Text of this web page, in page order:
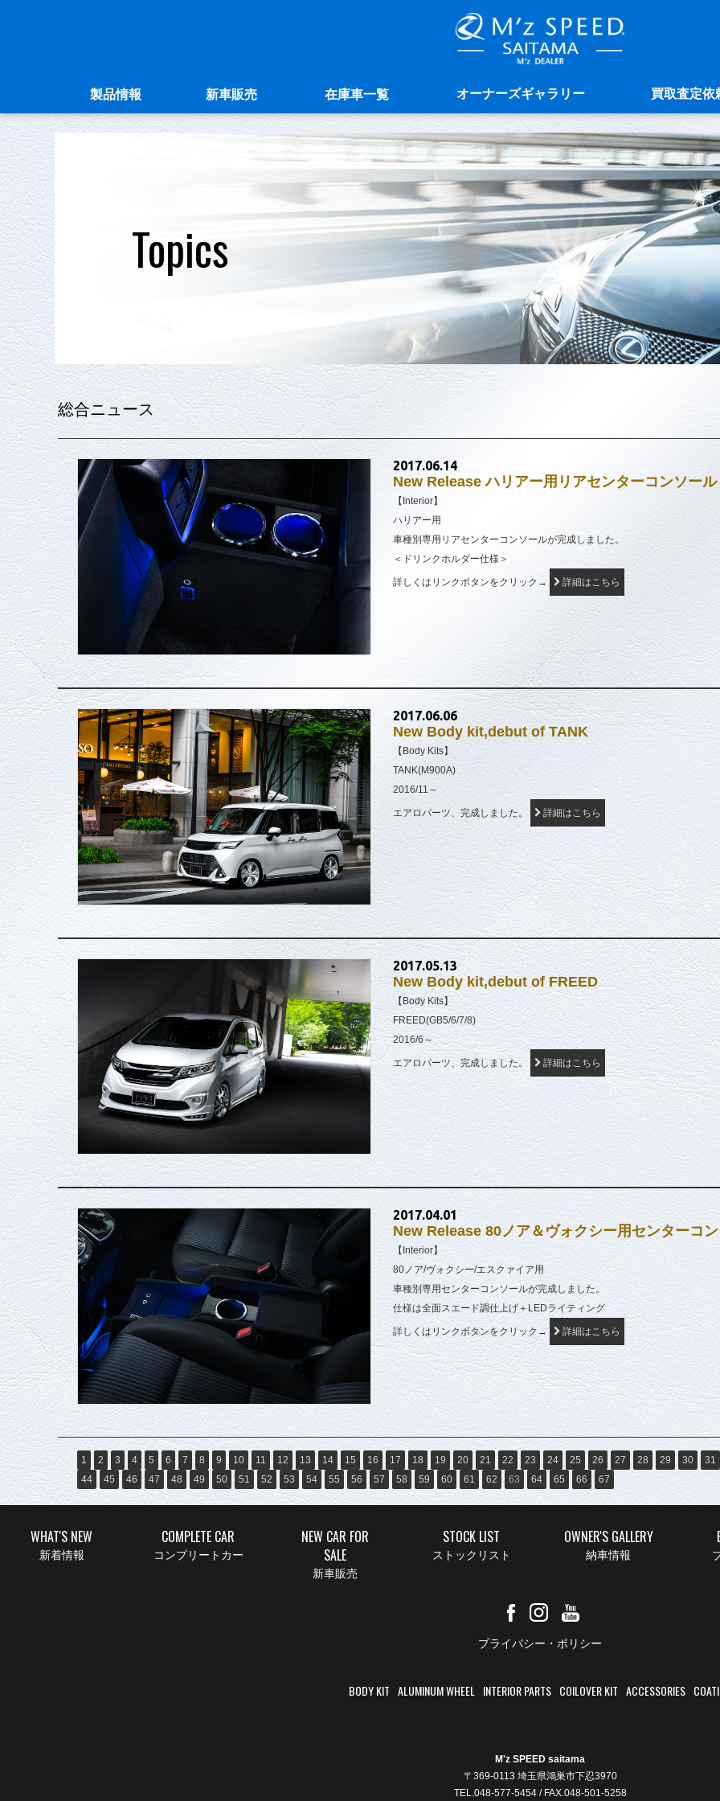
製品情報 新車販売 在庫車一覧 オーナーズギャラリー 買取査定依
Topics
総合ニュース
2017.06.14
New Release ハリアー用リアセンターコンソール
【Interior】
ハリアー用
車種別専用リアセンターコンソールが完成しました。
＜ドリンクホルダー仕様＞
詳しくはリンクボタンをクリック→ 詳細はこちら
2017.06.06
New Body kit,debut of TANK
【Body Kits】
TANK(M900A)
2016/11～
エアロパーツ、完成しました。 詳細はこちら
2017.05.13
New Body kit,debut of FREED
【Body Kits】
FREED(GB5/6/7/8)
2016/6～
エアロパーツ、完成しました。 詳細はこちら
2017.04.01
New Release 80ノア＆ヴォクシー用センターコ
【Interior】
80ノア/ヴォクシー/エスクァイア用
車種別専用センターコンソールが完成しました。
仕様は全面スエード調仕上げ＋LEDライティング
詳しくはリンクボタンをクリック→ 詳細はこちら
1 2 3 4 5 6 7 8 9 10 11 12 13 14 15 16 17 18 19 20 21 22 23 24 25 26 27 28 29 30
31
44
45 46 47 48 49 50 51 52 53 54 55 56 57 58 59 60 61 62 63 64 65 66 67
WHAT'S NEW
新着情報
COMPLETE CAR
コンプリートカー
NEW CAR FOR
SALE
新車販売
STOCK LIST
ストックリスト
OWNER'S GALLERY
納車情報
プライバシー・ポリシー
BODY KIT ALUMINUM WHEEL INTERIOR PARTS COILOVER KIT ACCESSORIES
M'z SPEED saitama
〒369-0113 埼玉県鴻巣市下忍3970
TEL.048-577-5454 / FAX.048-501-5258